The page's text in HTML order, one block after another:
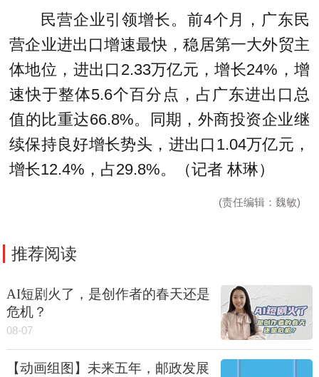
民营企业引领增长。前4个月，广东民
营企业进出口增速最快，稳居第一大外贸主
体地位，进出口2.33万亿元，增长24%，增
速快于整体5.6个百分点，占广东进出口总
值的比重达66.8%。同期，外商投资企业继
续保持良好增长势头，进出口1.04万亿元，
增长12.4%，占29.8%。（记者 林琳）
(责任编辑：魏敏)
推荐阅读
AI短剧火了，是创作者的春天还是
危机？
08-07
【动画组图】未来五年，邮政发展